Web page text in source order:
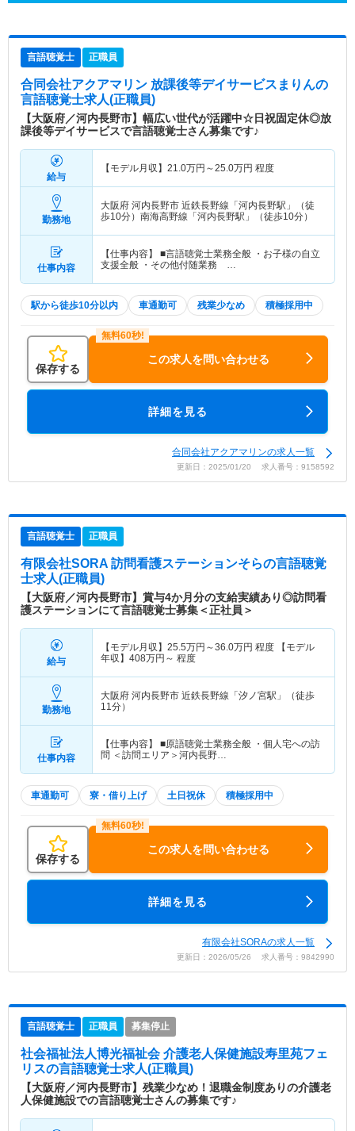
言語聴覚士 正職員
合同会社アクアマリン 放課後等デイサービスまりんの
言語聴覚士求人(正職員)
【大阪府／河内長野市】幅広い世代が活躍中☆日祝固定休◎放
課後等デイサービスで言語聴覚士さん募集です♪
給与
【モデル月収】 21.0万円～25.0万円 程度
勤務地
大阪府 河内長野市 近鉄長野線「河内長野駅」（徒
歩10分）南海高野線「河内長野駅」（徒歩10分）
仕事内容
【仕事内容】 ■言語聴覚士業務全般 ・お子様の自立
支援全般 ・その他付随業務 …
駅から徒歩10分以内 車通勤可 残業少なめ 積極採用中
保存する
この求人を問い合わせる
詳細を見る
合同会社アクアマリンの求人一覧
更新日：2025/01/20 求人番号：9158592
言語聴覚士 正職員
有限会社SORA 訪問看護ステーションそらの言語聴覚
士求人(正職員)
【大阪府／河内長野市】賞与4か月分の支給実績あり◎訪問看
護ステーションにて言語聴覚士募集＜正社員＞
給与
【モデル月収】 25.5万円～36.0万円 程度 【モデル
年収】 408万円～ 程度
勤務地
大阪府 河内長野市 近鉄長野線「汐ノ宮駅」（徒歩
11分）
仕事内容
【仕事内容】 ■原語聴覚士業務全般 ・個人宅への訪
問 ＜訪問エリア＞河内長野…
車通勤可 寮・借り上げ 土日祝休 積極採用中
保存する
この求人を問い合わせる
詳細を見る
有限会社SORAの求人一覧
更新日：2026/05/26 求人番号：9842990
言語聴覚士 正職員 募集停止
社会福祉法人博光福祉会 介護老人保健施設寿里苑フェ
リスの言語聴覚士求人(正職員)
【大阪府／河内長野市】残業少なめ！退職金制度ありの介護老
人保健施設での言語聴覚士さんの募集です♪